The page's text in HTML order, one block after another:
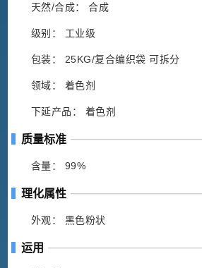
天然/合成： 合成
级别： 工业级
包装： 25KG/复合编织袋 可拆分
领域： 着色剂
下延产品： 着色剂
质量标准
含量： 99%
理化属性
外观： 黑色粉状
运用